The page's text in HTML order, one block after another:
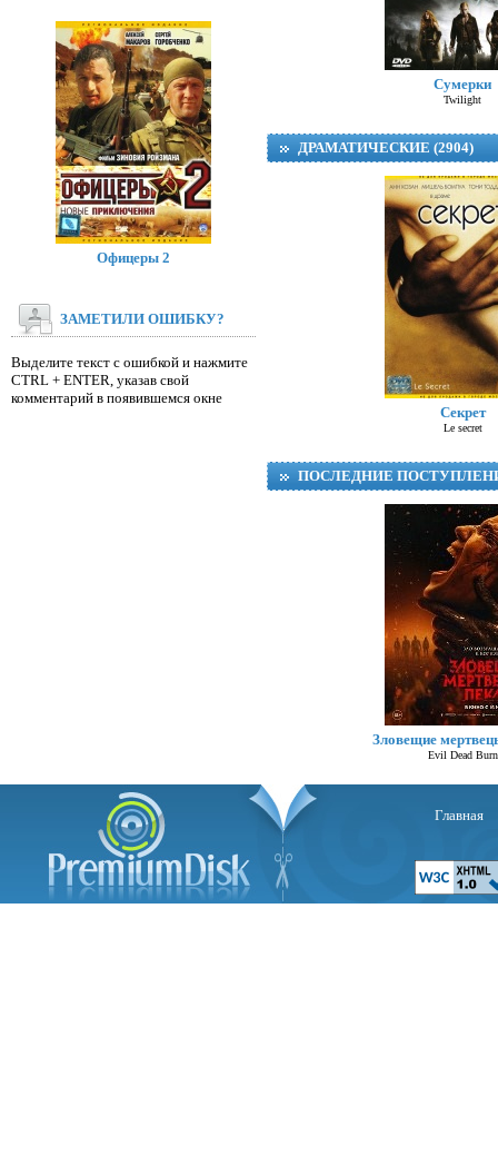
Сумерки
Twilight
ДРАМАТИЧЕСКИЕ (2904)
Секрет
Le secret
ПОСЛЕДНИЕ
Зловещие
Evil Dead Burn
Офицеры 2
ЗАМЕТИЛИ ОШИБКУ?
Выделите текст с ошибкой и нажмите
CTRL + ENTER, указав свой
комментарий в появившемся окне
Главная